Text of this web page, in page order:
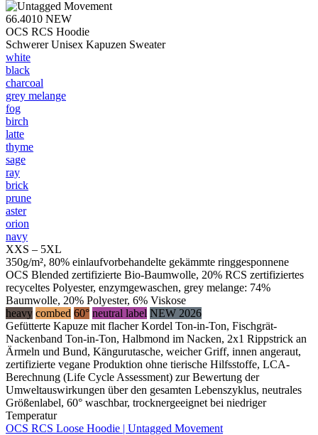
66.4010 NEW
OCS RCS Hoodie
Schwerer Unisex Kapuzen Sweater
white
black
charcoal
grey melange
fog
birch
latte
thyme
sage
ray
brick
prune
aster
orion
navy
XXS – 5XL
350g/m², 80% einlaufvorbehandelte gekämmte ringgesponnene
OCS Blended zertifizierte Bio-Baumwolle, 20% RCS zertifiziertes
recyceltes Polyester, enzymgewaschen, grey melange: 74%
Baumwolle, 20% Polyester, 6% Viskose
heavy combed 60° neutral label NEW 2026
Gefütterte Kapuze mit flacher Kordel Ton-in-Ton, Fischgrät-
Nackenband Ton-in-Ton, Halbmond im Nacken, 2x1 Rippstrick an
Ärmeln und Bund, Kängurutasche, weicher Griff, innen angeraut,
zertifizierte vegane Produktion ohne tierische Hilfsstoffe, LCA-
Berechnung (Life Cycle Assessment) zur Bewertung der
Umweltauswirkungen über den gesamten Lebenszyklus, neutrales
Größenlabel, 60° waschbar, trocknergeeignet bei niedriger
Temperatur
OCS RCS Loose Hoodie | Untagged Movement